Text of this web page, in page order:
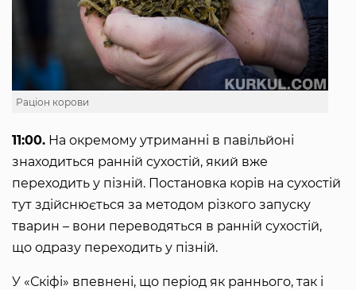
Раціон корови
11:00. На окремому утриманні в павільйоні
знаходиться ранній сухостій, який вже
переходить у пізній. Постановка корів на сухостій
тут здійснюється за методом різкого запуску
тварин – вони переводяться в ранній сухостій,
що одразу переходить у пізній.
У «Скіфі» впевнені, що період як раннього, так і